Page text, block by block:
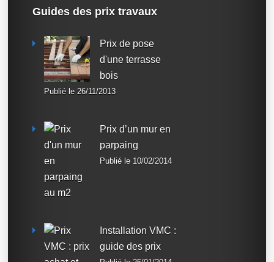
Guides des prix travaux
Prix de pose
d'une terrasse
bois
Publié le 26/11/2013
Prix d’un mur en
parpaing
Publié le 10/02/2014
Installation VMC :
guide des prix